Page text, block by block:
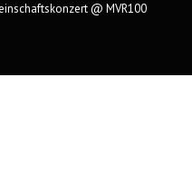
@ MVR100